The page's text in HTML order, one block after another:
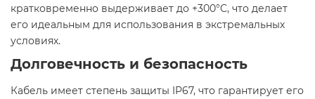
кратковременно выдерживает до +300°C, что делает
его идеальным для использования в экстремальных
условиях.
Долговечность и безопасность
Кабель имеет степень защиты IP67, что гарантирует его